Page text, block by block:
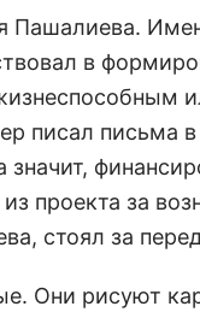
Пашалиева.
в
писал письма
значит,
проекта за
стоял за
Они рисуют